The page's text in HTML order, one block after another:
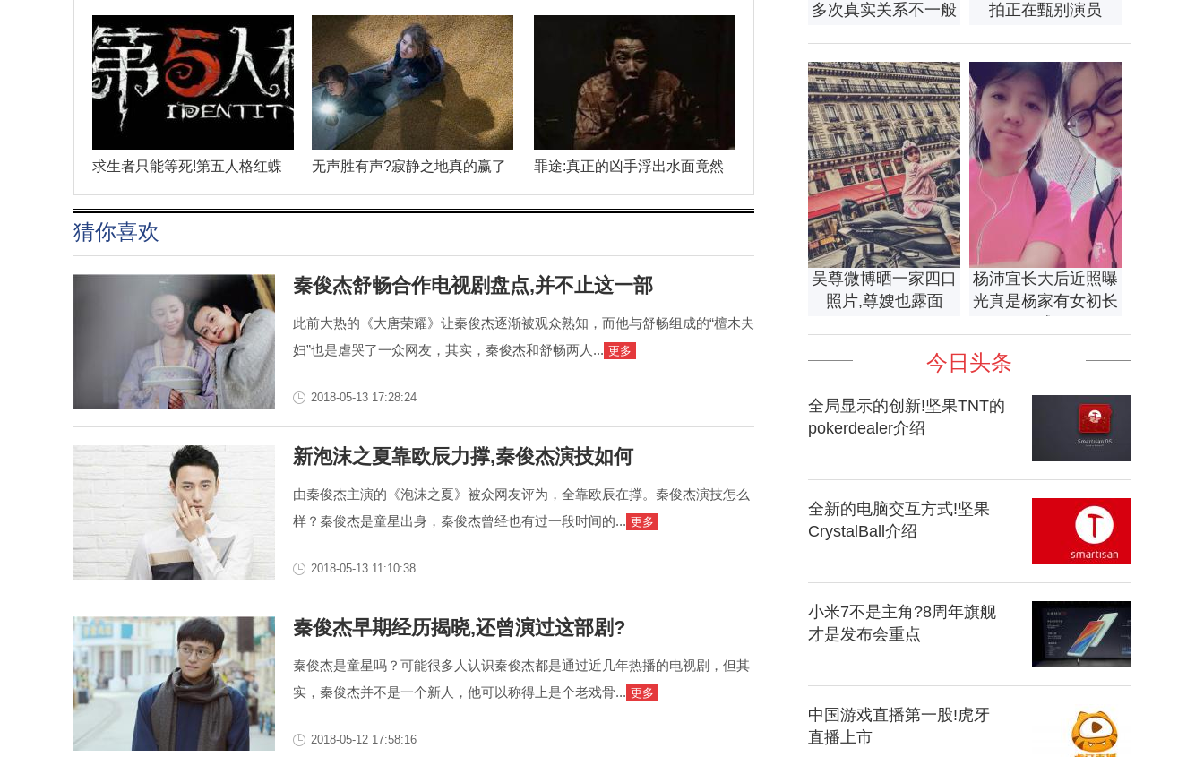
求生者只能等死!第五人格红蝶 无声胜有声?寂静之地真的赢了 罪途:真正的凶手浮出水面竟然
猜你喜欢
秦俊杰舒畅合作电视剧盘点,并不止这一部
此前大热的《大唐荣耀》让秦俊杰逐渐被观众熟知，而他与舒畅组成的“檀木夫
妇”也是虐哭了一众网友，其实，秦俊杰和舒畅两人... 更多
2018-05-13 17:28:24
新泡沫之夏靠欧辰力撑,秦俊杰演技如何
由秦俊杰主演的《泡沫之夏》被众网友评为，全靠欧辰在撑。秦俊杰演技怎么
样？秦俊杰是童星出身，秦俊杰曾经也有过一段时间的... 更多
2018-05-13 11:10:38
秦俊杰早期经历揭晓,还曾演过这部剧?
秦俊杰是童星吗？可能很多人认识秦俊杰都是通过近几年热播的电视剧，但其
实，秦俊杰并不是一个新人，他可以称得上是个老戏骨... 更多
2018-05-12 17:58:16
多次真实关系不一般
拍正在甄别演员
吴尊微博晒一家四口
照片,尊嫂也露面
杨沛宜长大后近照曝
光真是杨家有女初长
今日头条
全局显示的创新!坚果TNT的
pokerdealer介绍
全新的电脑交互方式!坚果
CrystalBall介绍
小米7不是主角?8周年旗舰
才是发布会重点
中国游戏直播第一股!虎牙
直播上市